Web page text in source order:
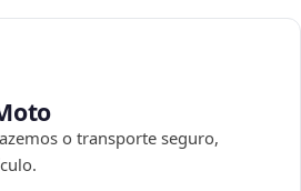
o transporte seguro,